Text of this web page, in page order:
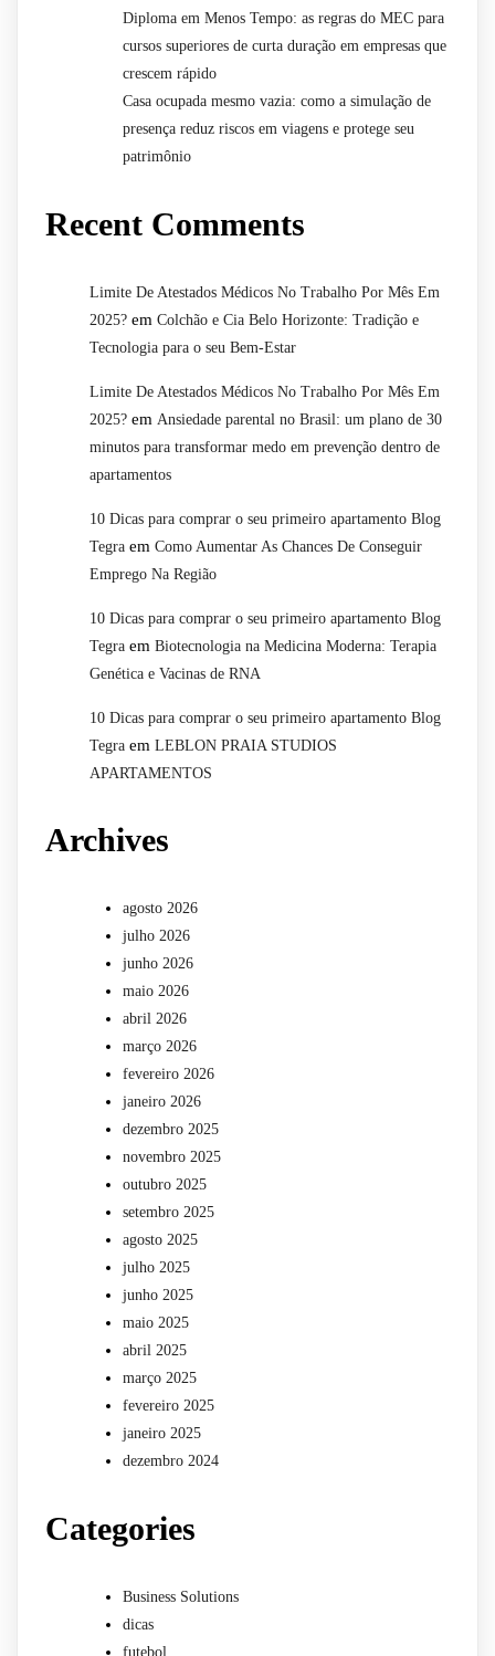
Diploma em Menos Tempo: as regras do MEC para
cursos superiores de curta duração em empresas que
crescem rápido
Casa ocupada mesmo vazia: como a simulação de
presença reduz riscos em viagens e protege seu
patrimônio
Recent Comments
Limite De Atestados Médicos No Trabalho Por Mês Em
2025? em Colchão e Cia Belo Horizonte: Tradição e
Tecnologia para o seu Bem-Estar
Limite De Atestados Médicos No Trabalho Por Mês Em
2025? em Ansiedade parental no Brasil: um plano de 30
minutos para transformar medo em prevenção dentro de
apartamentos
10 Dicas para comprar o seu primeiro apartamento Blog
Tegra em Como Aumentar As Chances De Conseguir
Emprego Na Região
10 Dicas para comprar o seu primeiro apartamento Blog
Tegra em Biotecnologia na Medicina Moderna: Terapia
Genética e Vacinas de RNA
10 Dicas para comprar o seu primeiro apartamento Blog
Tegra em LEBLON PRAIA STUDIOS
APARTAMENTOS
Archives
agosto 2026
julho 2026
junho 2026
maio 2026
abril 2026
março 2026
fevereiro 2026
janeiro 2026
dezembro 2025
novembro 2025
outubro 2025
setembro 2025
agosto 2025
julho 2025
junho 2025
maio 2025
abril 2025
março 2025
fevereiro 2025
janeiro 2025
dezembro 2024
Categories
Business Solutions
dicas
futebol